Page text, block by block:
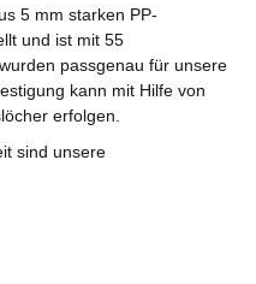
5 mm starken PP-
und ist mit 55
passgenau für unsere
kann mit Hilfe von
erfolgen.
sind unsere